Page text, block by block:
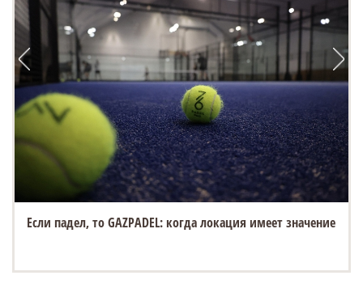
Если падел, то GAZPADEL: когда локация имеет значение